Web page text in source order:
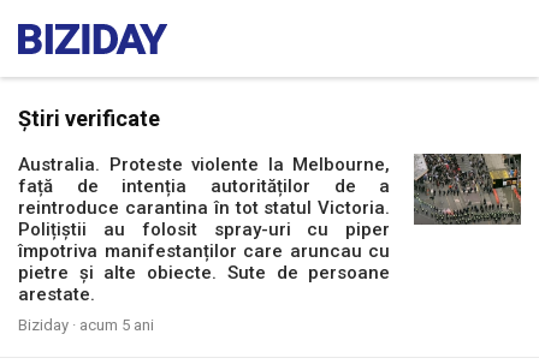
Știri verificate
Australia. Proteste violente la Melbourne,
față de intenția autorităților de a
reintroduce carantina în tot statul Victoria.
Polițiștii au folosit spray-uri cu piper
împotriva manifestanților care aruncau cu
pietre și alte obiecte. Sute de persoane
arestate.
Biziday · acum 5 ani